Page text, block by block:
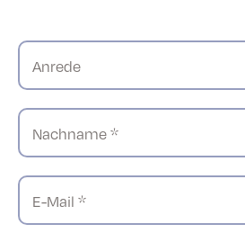
Anrede
Nachname *
E-Mail *